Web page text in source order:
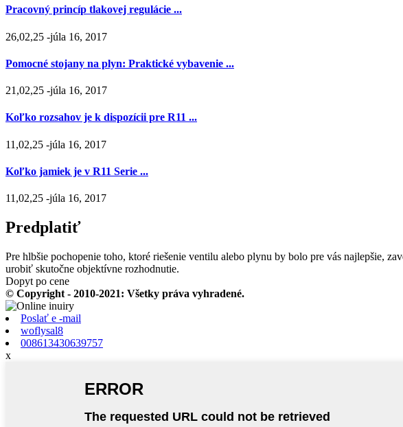
Pracovný princíp tlakovej regulácie ...
26,02,25 -júla 16, 2017
Pomocné stojany na plyn: Praktické vybavenie ...
21,02,25 -júla 16, 2017
Koľko rozsahov je k dispozícii pre R11 ...
11,02,25 -júla 16, 2017
Koľko jamiek je v R11 Serie ...
11,02,25 -júla 16, 2017
Predplatiť
Pre hlbšie pochopenie toho, ktoré riešenie ventilu alebo plynu by bolo pre vás najlepšie,
urobiť skutočne objektívne rozhodnutie.
Dopyt po cene
© Copyright - 2010-2021: Všetky práva vyhradené.
Poslať e -mail
woflysal8
008613430639757
x